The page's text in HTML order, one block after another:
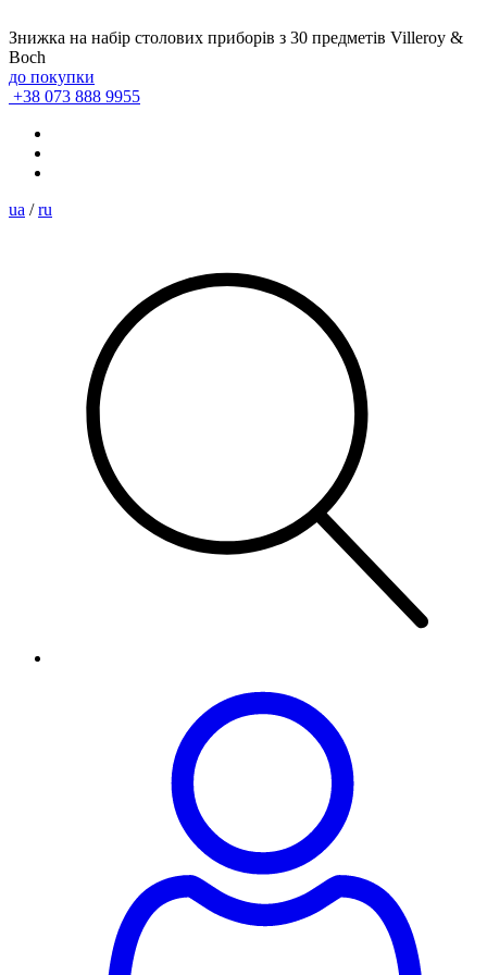
Знижка на набір столових приборів з 30 предметів Villeroy &
Boch
до покупки
+38 073 888 9955
ua / ru